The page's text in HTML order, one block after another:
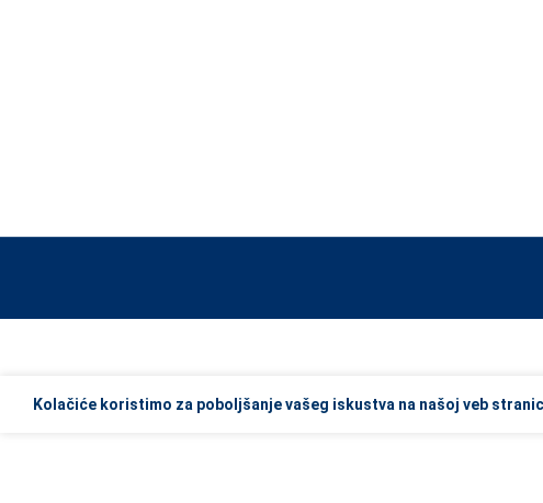
Kolačiće koristimo za poboljšanje vašeg iskustva na našoj veb